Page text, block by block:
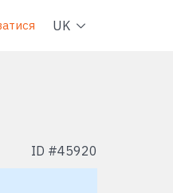
UK
ID #45920